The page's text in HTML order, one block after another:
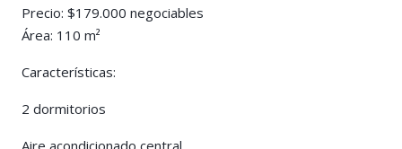
Precio: $179.000 negociables
Área: 110 m²
Características:
2 dormitorios
Aire acondicionado central